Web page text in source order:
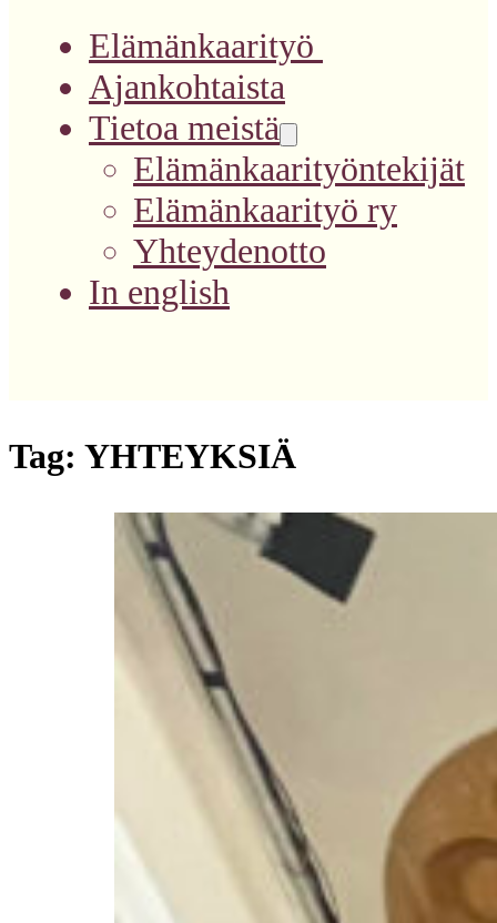
Elämänkaarityö
Ajankohtaista
Tietoa meistä
Elämänkaarityöntekijät
Elämänkaarityö ry
Yhteydenotto
In english
Tag: YHTEYKSIÄ